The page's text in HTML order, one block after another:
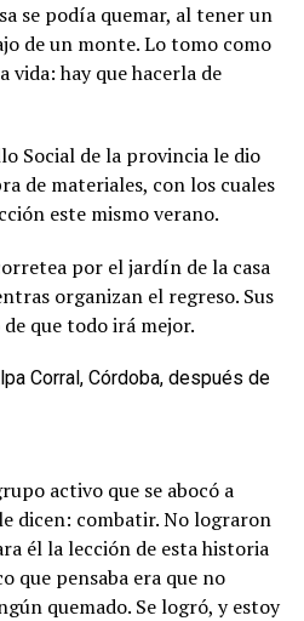
se podía quemar, al tener un
de un monte. Lo tomo como
vida: hay que hacerla de
Social de la provincia le dio
de materiales, con los cuales
este mismo verano.
por el jardín de la casa
organizan el regreso. Sus
que todo irá mejor.
activo que se abocó a
dicen: combatir. No lograron
él la lección de esta historia
que pensaba era que no
quemado. Se logró, y estoy